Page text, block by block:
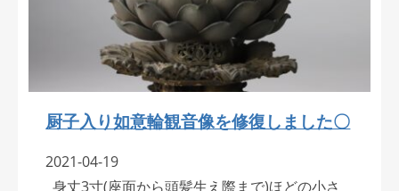
厨子入り如意輪観音像を修復しました〇
2021-04-19
身丈3寸(座面から頭髪生え際まで)ほどの小さ